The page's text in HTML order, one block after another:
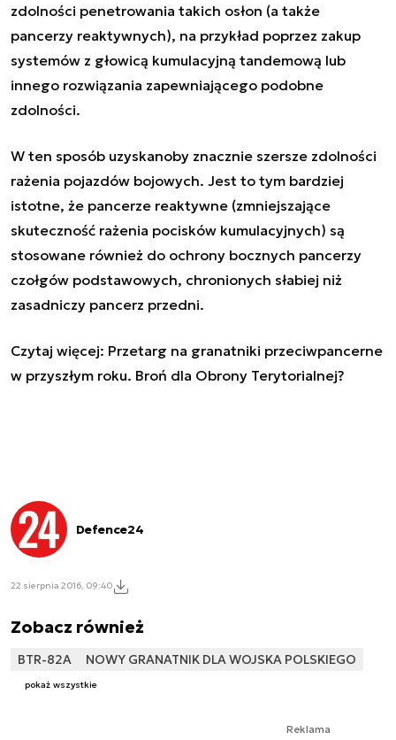
zdolności penetrowania takich osłon (a także
pancerzy reaktywnych), na przykład poprzez zakup
systemów z głowicą kumulacyjną tandemową lub
innego rozwiązania zapewniającego podobne
zdolności.
W ten sposób uzyskanoby znacznie szersze zdolności
rażenia pojazdów bojowych. Jest to tym bardziej
istotne, że pancerze reaktywne (zmniejszające
skuteczność rażenia pocisków kumulacyjnych) są
stosowane również do ochrony bocznych pancerzy
czołgów podstawowych, chronionych słabiej niż
zasadniczy pancerz przedni.
Czytaj więcej: Przetarg na granatniki przeciwpancerne
w przyszłym roku. Broń dla Obrony Terytorialnej?
Defence24
22 sierpnia 2016, 09:40
Zobacz również
BTR-82A NOWY GRANATNIK DLA WOJSKA POLSKIEGO
pokaż wszystkie
Reklama